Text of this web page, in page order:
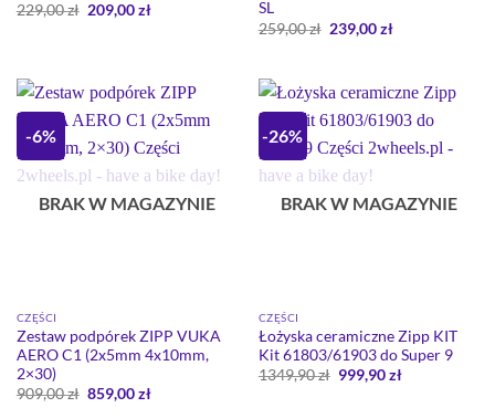
229,00zł Pierwotna
cena
209,00złAktualna
SL
259,00zł Pierwotna
cena
239,00złAktualna
-6%
BRAK W MAGAZYNIE
CZĘŚCI
Zestaw podpórek ZIPP VUKA
AERO C1 (2x5mm 4x10mm,
2×30)
909,00zł Pierwotna
cena
859,00złAktualna
-26%
BRAK W MAGAZYNIE
CZĘŚCI
Łożyska ceramiczne Zipp KIT
Kit 61803/61903 do Super 9
1349,90zł Pierwotna
cena
999,90złAktualna